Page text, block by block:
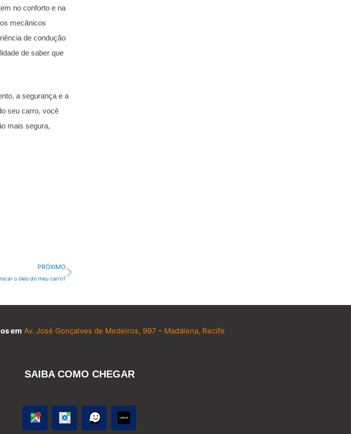
no conforto e na
mecânicos
de condução
de saber que
a segurança e a
seu carro, você
mais segura,
PRÓXIMO
o óleo do meu carro?
Próximo
em Av. José Gonçalves de Medeiros, 997 – Madalena, Recife
SAIBA COMO CHEGAR